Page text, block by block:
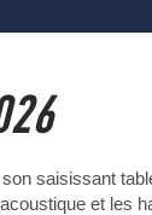
saisissant
et les